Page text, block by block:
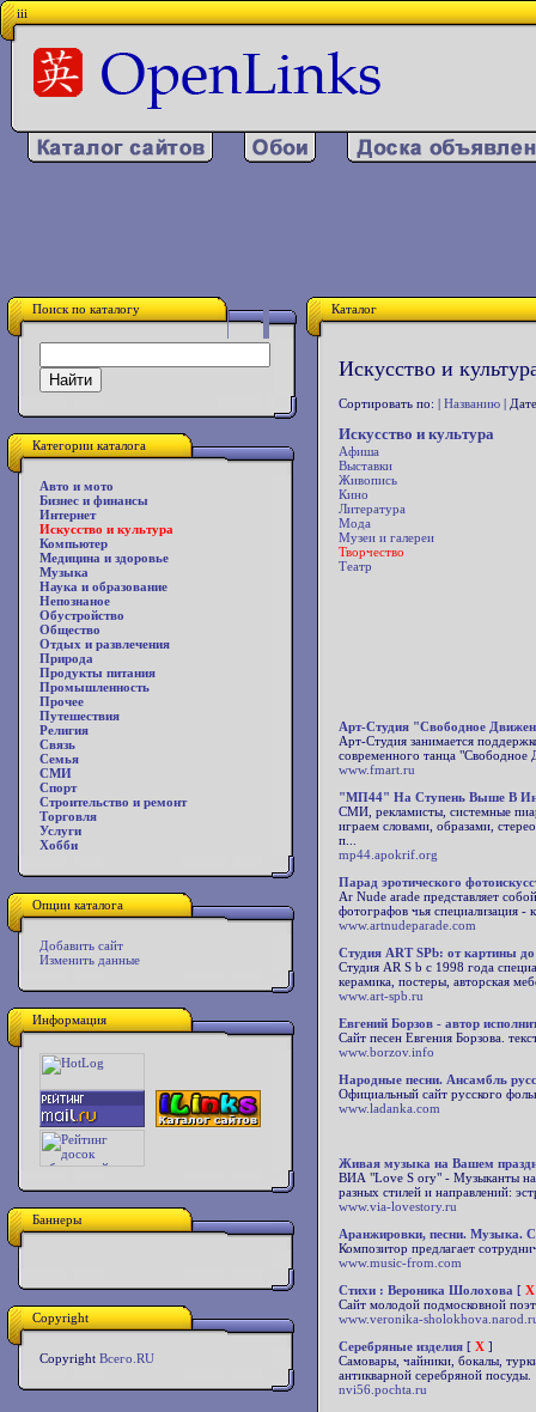
iii
Поиск по каталогу
Категории каталога
Авто и мото
Бизнес и финансы
Интернет
Искусство и культура
Компьютер
Медицина и здоровье
Музыка
Наука и образование
Непознаное
Обустройство
Общество
Отдых и развлечения
Природа
Продукты питания
Промышленность
Прочее
Путешествия
Религия
Связь
Семья
СМИ
Спорт
Строительство и ремонт
Торговля
Услуги
Хобби
Опции каталога
Добавить сайт
Изменить данные
Информация
Баннеры
Copyright
Copyright Всего.RU
Каталог
Искусство и
Сортировать по: | Названию |
Искусство и культура
Афиша
Выставки
Живопись
Кино
Литература
Мода
Музеи и галереи
Творчество
Театр
Арт-Студия "Свободное
Арт-Студия занимается
современного танца "Свободное
www.fmart.ru
"МП44" На Ступень Выше В
СМИ, рекламисты, системные
играем словами, образами,
п...
mp44.apokrif.org
Парад эротического
Ar Nude arade представляет
фотографов чья специализация
www.artnudeparade.com
Студия ART SPb: от картины
Студия AR S b с 1998 года
керамика, постеры, авторская
www.art-spb.ru
Евгений Борзов - автор
Сайт песен Евгения Борзова.
www.borzov.info
Народные песни. Ансамбль
Официальный сайт русского
www.ladanka.com
Живая музыка на Вашем
ВИА "Love S ory" - Музыканты на
разных стилей и направлений:
www.via-lovestory.ru
Аранжировки, песни. Музыка.
Композитор предлагает
www.music-from.com
Стихи : Вероника Шолохова [ X
Сайт молодой подмосковной
www.veronika-
Серебряные изделия [ X ]
Самовары, чайники, бокалы,
антикварной серебряной посуды.
nvi56.pochta.ru